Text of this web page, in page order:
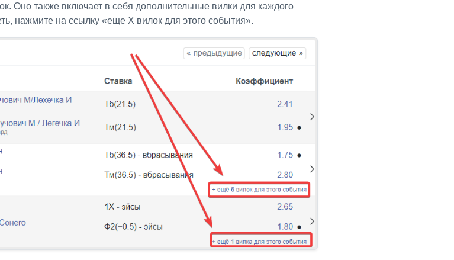
Оно также включает в себя дополнительные вилки для каждого
нажмите на ссылку «еще Х вилок для этого события».